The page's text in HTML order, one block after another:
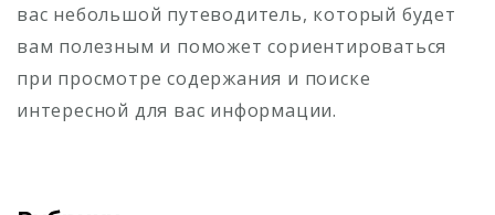
вас небольшой путеводитель, который будет
вам полезным и поможет сориентироваться
при просмотре содержания и поиске
интересной для вас информации.